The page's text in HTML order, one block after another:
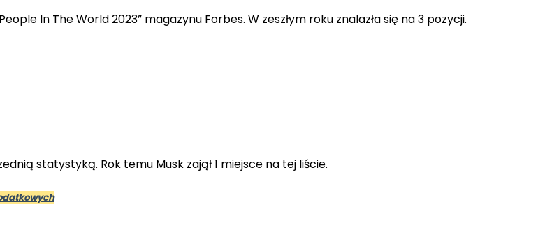
In The World 2023” magazynu Forbes. W zeszłym roku znalazła się na 3 pozycji.
statystyką. Rok temu Musk zajął 1 miejsce na tej liście.